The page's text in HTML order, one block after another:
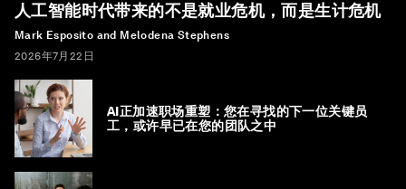
人工智能时代带来的不是就业危机，而是生计危机
Mark Esposito and Melodena Stephens
2026年7月22日
AI正加速职场重塑：您在寻找的下一位关键员
工，或许早已在您的团队之中